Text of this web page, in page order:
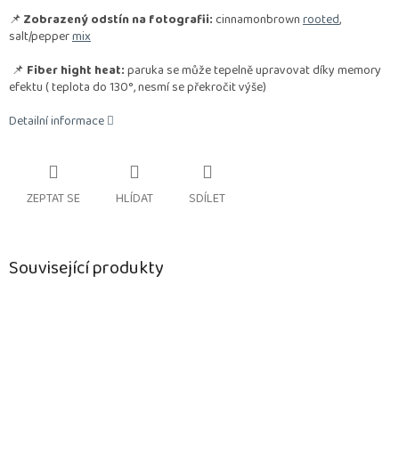
📌Zobrazený odstín na fotografii: cinnamonbrownrooted,
salt/peppermix
📌 Fiber hight heat:paruka se může tepelně upravovat díky memory
efektu ( teplota do 130°, nesmí se překročit výše)
Detailní informace
ZEPTAT SE HLÍDAT SDÍLET
Související produkty